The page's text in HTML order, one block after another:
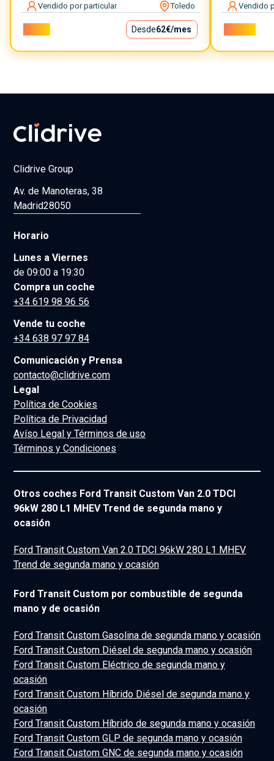
Vendido por particular Toledo
Desde62€/mes
Vendido
Clidrive Group
Av. de Manoteras, 38
Madrid28050
Horario
Lunes a Viernes
de 09:00 a 19:30
Compra un coche
+34 619 98 96 56
Vende tu coche
+34 638 97 97 84
Comunicación y Prensa
contacto@clidrive.com
Legal
Política de Cookies
Política de Privacidad
Avíso Legal y Términos de uso
Términos y Condiciones
Otros coches Ford Transit Custom Van 2.0 TDCI
96kW 280 L1 MHEV Trend de segunda mano y
ocasión
Ford Transit Custom Van 2.0 TDCI 96kW 280 L1 MHEV
Trend de segunda mano y ocasión
Ford Transit Custom por combustible de segunda
mano y de ocasión
Ford Transit Custom Gasolina de segunda mano y ocasión
Ford Transit Custom Diésel de segunda mano y ocasión
Ford Transit Custom Eléctrico de segunda mano y
ocasión
Ford Transit Custom Híbrido Diésel de segunda mano y
ocasión
Ford Transit Custom Híbrido de segunda mano y ocasión
Ford Transit Custom GLP de segunda mano y ocasión
Ford Transit Custom GNC de segunda mano y ocasión